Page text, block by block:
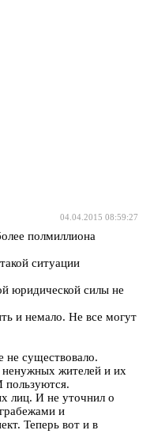
04.04.2015 08:59:27
полмиллиона
ситуации
юридической силы не
и немало. Не все могут
не существовало.
жителей и их
пользуются.
лиц. И не уточнил о
и
Теперь вот и в